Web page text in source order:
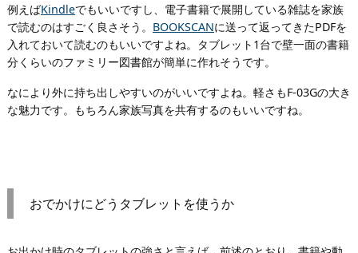
例えばKindleでもいいですし、電子書籍で展開している雑誌を家族
で読むのはすごく良さそう。 BOOKSCANに送って返ってきたPDFを
入れておいて読むのもいいですよね。タブレット1台で壁一面の書籍
分くらいのファミリー図書館が簡単に作れそうです。
なにより外に持ち出しやすいのがいいですよね。軽さもF-03Gの大き
な魅力です。もちろん家族写真を共有するのもいいですね。
おでかけにどうタブレットを使うか